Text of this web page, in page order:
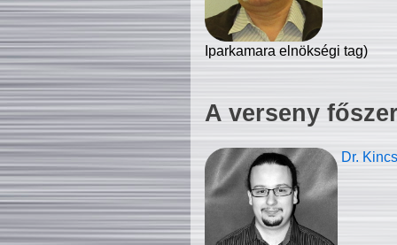
Iparkamara elnökségi tag)
A verseny
Dr.